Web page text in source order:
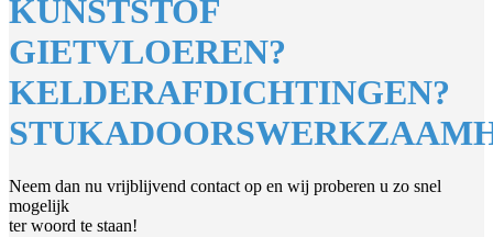
KUNSTSTOF
GIETVLOEREN?
KELDERAFDICHTINGEN?
Neem dan nu vrijblijvend contact op en wij proberen u zo snel
mogelijk
ter woord te staan!